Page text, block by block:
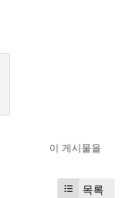
이 게시물을
목록